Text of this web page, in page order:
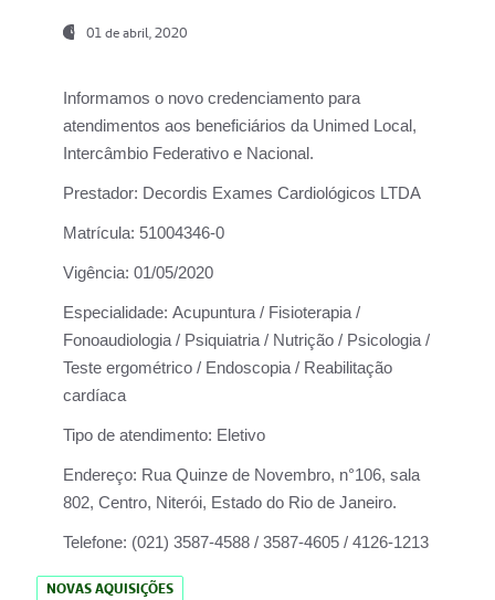
01 de abril, 2020
Informamos o novo credenciamento para
atendimentos aos beneficiários da Unimed Local,
Intercâmbio Federativo e Nacional.
Prestador: Decordis Exames Cardiológicos LTDA
Matrícula: 51004346-0
Vigência: 01/05/2020
Especialidade: Acupuntura / Fisioterapia /
Fonoaudiologia / Psiquiatria / Nutrição / Psicologia /
Teste ergométrico / Endoscopia / Reabilitação
cardíaca
Tipo de atendimento: Eletivo
Endereço: Rua Quinze de Novembro, n°106, sala
802, Centro, Niterói, Estado do Rio de Janeiro.
Telefone: (021) 3587-4588 / 3587-4605 / 4126-1213
NOVAS AQUISIÇÕES